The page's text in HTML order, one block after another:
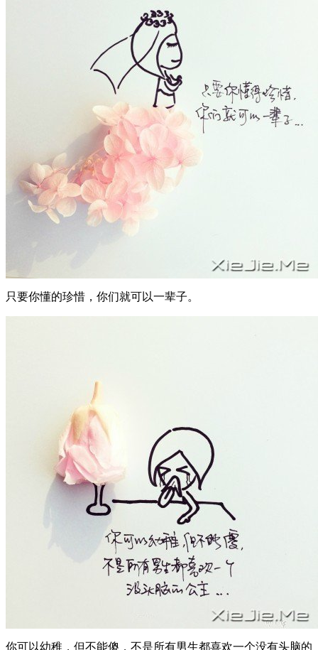
只要你懂的珍惜，你们就可以一辈子。
你可以幼稚，但不能傻，不是所有男生都喜欢一个没有头脑的